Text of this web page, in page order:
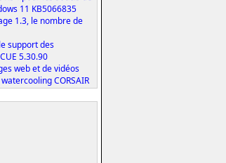
11 KB5066835
1.3, le nombre de
support des
5.30.90
web et de vidéos
CORSAIR